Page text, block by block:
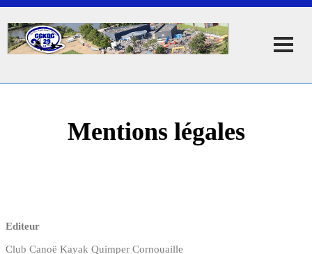
Mentions légales
Editeur
Club Canoë Kayak Quimper Cornouaille